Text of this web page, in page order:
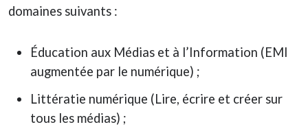
domaines suivants :
Éducation aux Médias et à l’Information (EMI
augmentée par le numérique) ;
Littératie numérique (Lire, écrire et créer sur
tous les médias) ;